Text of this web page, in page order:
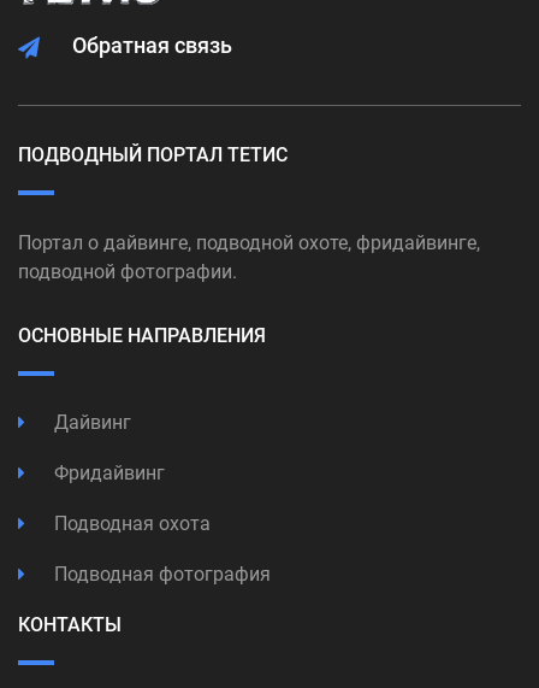
Обратная связь
ПОДВОДНЫЙ ПОРТАЛ ТЕТИС
Портал о дайвинге, подводной охоте, фридайвинге,
подводной фотографии.
ОСНОВНЫЕ НАПРАВЛЕНИЯ
Дайвинг
Фридайвинг
Подводная охота
Подводная фотография
КОНТАКТЫ